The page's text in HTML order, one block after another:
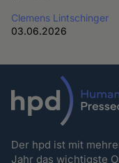
Clemens Lintschinger
03.06.2026
Der hpd ist mit
Jahr das wichtigste